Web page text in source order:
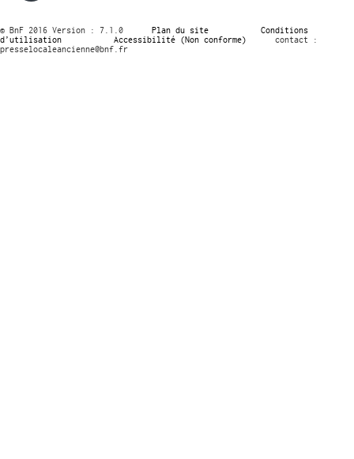
© BnF 2016 Version : 7.1.0 Plan du site
Conditions
d’utilisation
Accessibilité (Non conforme)
contact :
presselocaleancienne@bnf.fr